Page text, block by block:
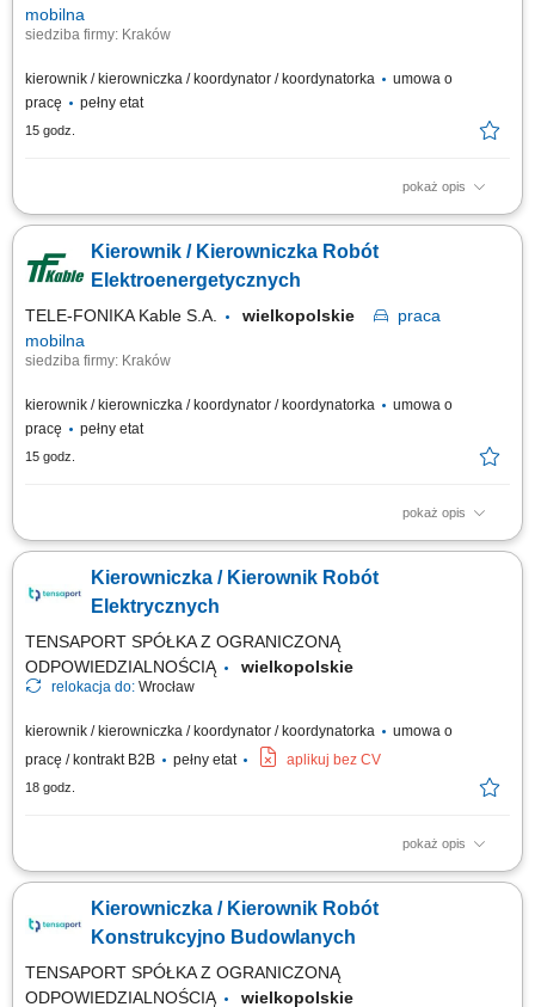
mobilna
siedziba firmy: Kraków
kierownik / kierowniczka / koordynator / koordynatorka
umowa o
pracę
pełny etat
15 godz.
pokaż opis
Miejsce pracy stacjonarnej: Kraków lub Myślenice oraz budowy na terenie
Pełnienie funkcji Kierownika Budowy podczas realizacji obiektów
elektroenergetycznych, szczególne budowy linii kablowych
Kierownik / Kierowniczka Robót
Elektroenergetycznych
TELE-FONIKA Kable S.A. wielkopolskie
praca
mobilna
siedziba firmy: Kraków
kierownik / kierowniczka / koordynator / koordynatorka
umowa o
pracę
pełny etat
15 godz.
pokaż opis
Miejsce pracy stacjonarnej: Kraków lub Myślenice oraz budowy na terenie
kompleksowe prowadzenie projektów elektroenergetycznych związanych
z liniami kablowymi WN i magazynami energii; nadzór nad realizacją
Kierowniczka / Kierownik Robót
Elektrycznych
TENSAPORT SPÓŁKA Z OGRANICZONĄ
ODPOWIEDZIALNOŚCIĄ
wielkopolskie
relokacja do: Wrocław
kierownik / kierowniczka / koordynator / koordynatorka
umowa o
pracę / kontrakt B2B
pełny etat aplikuj bez CV
18 godz.
pokaż opis
Zadania: Operacyjne prowadzenie i odbiór robót elektroenergetycznych
podwykonawców oraz pracowników etatowych; Przygotowywanie
harmonogramów materiałowych, wdrożeniowych i metodologii prac;
Kierowniczka / Kierownik Robót
Konstrukcyjno Budowlanych
TENSAPORT SPÓŁKA Z OGRANICZONĄ
ODPOWIEDZIALNOŚCIĄ
wielkopolskie